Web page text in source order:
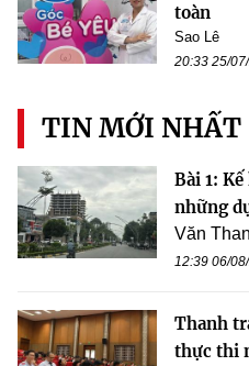
toàn
Sao Lê
20:33 25/
TIN MỚI NHẤT
Bài 1:
những
Văn
12:39 06/
Thanh
thực thi